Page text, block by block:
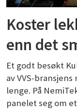
Koster
enn det
Et godt besøkt
av VVS-
lenge. På
panelet seg om